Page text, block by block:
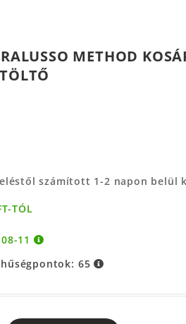
METHOD
számított 1-2 napon belül
TÓL
11
65